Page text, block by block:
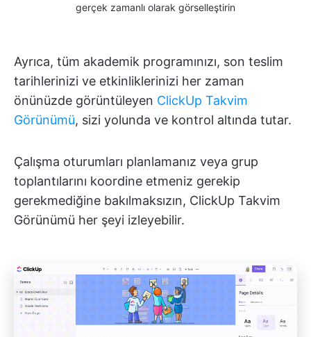
gerçek zamanlı olarak görselleştirin
Ayrıca, tüm akademik programınızı, son teslim
tarihlerinizi ve etkinliklerinizi her zaman
önünüzde görüntüleyen ClickUp Takvim
Görünümü, sizi yolunda ve kontrol altında tutar.
Çalışma oturumları planlamanız veya grup
toplantılarını koordine etmeniz gerekip
gerekmediğine bakılmaksızın, ClickUp Takvim
Görünümü her şeyi izleyebilir.